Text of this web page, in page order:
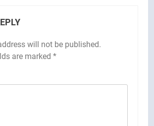
will not be published.
are marked *